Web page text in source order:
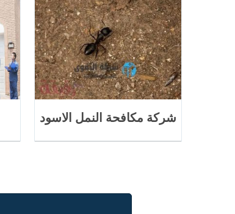
شركة مكافحة النمل الاسود